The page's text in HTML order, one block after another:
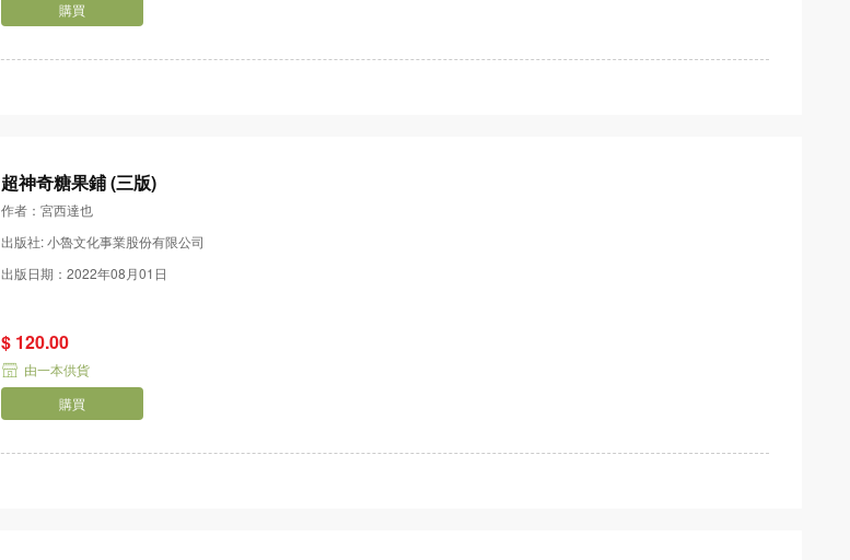
購買
超神奇糖果鋪 (三版)
作者：宮西達也
出版社: 小魯文化事業股份有限公司
出版日期：2022年08月01日
$ 120.00
由一本供貨
購買